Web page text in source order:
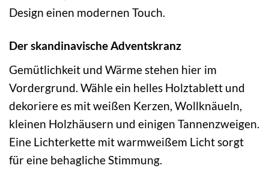
Design einen modernen Touch.
Der skandinavische Adventskranz
Gemütlichkeit und Wärme stehen hier im
Vordergrund. Wähle ein helles Holztablett und
dekoriere es mit weißen Kerzen, Wollknäueln,
kleinen Holzhäusern und einigen Tannenzweigen.
Eine Lichterkette mit warmweißem Licht sorgt
für eine behagliche Stimmung.